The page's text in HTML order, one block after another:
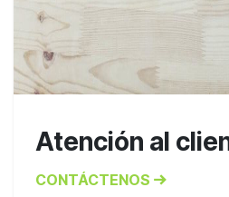
Atención al
CONTÁCTENOS